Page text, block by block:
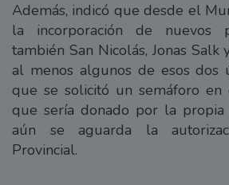
Además, indicó que desde el
la incorporación de nuevos
también San Nicolás, Jonas Salk
al menos algunos de esos dos
que se solicitó un semáforo en
que sería donado por la propia
aún se aguarda la
Provincial.